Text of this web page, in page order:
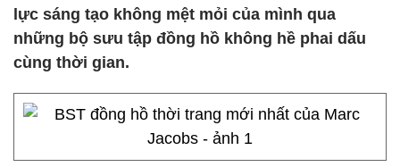
lực sáng tạo không mệt mỏi của mình qua
những bộ sưu tập đồng hồ không hề phai dấu
cùng thời gian.